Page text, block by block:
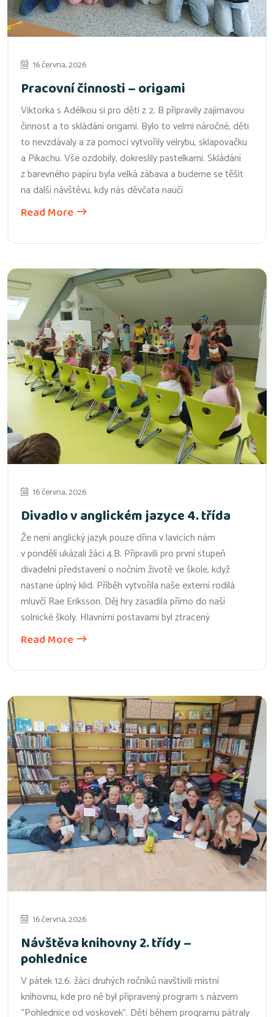
16 června, 2026
Pracovní činnosti – origami
Viktorka s Adélkou si pro děti z 2. B připravily zajímavou
činnost a to skládání origami. Bylo to velmi náročné, děti
to nevzdávaly a za pomoci vytvořily velrybu, sklapovačku
a Pikachu. Vše ozdobily, dokreslily pastelkami. Skládání
z barevného papíru byla velká zábava a budeme se těšit
na další návštěvu, kdy nás děvčata naučí
Read More
16 června, 2026
Divadlo v anglickém jazyce 4. třída
Že není anglický jazyk pouze dřina v lavicích nám
v pondělí ukázali žáci 4.B. Připravili pro první stupeň
divadelní představení o nočním životě ve škole, když
nastane úplný klid. Příběh vytvořila naše externí rodilá
mluvčí Rae Eriksson. Děj hry zasadila přímo do naší
solnické školy. Hlavními postavami byl ztracený
Read More
16 června, 2026
Návštěva knihovny 2. třídy –
pohlednice
V pátek 12.6. žáci druhých ročníků navštívili místní
knihovnu, kde pro ně byl připravený program s názvem
“Pohlednice od voskovek”. Děti během programu pátraly